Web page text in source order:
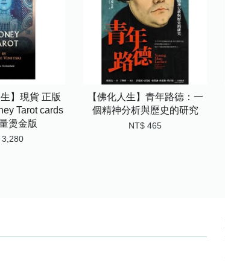
】現貨 正版
Tarot cards
燙金版
3,280
【佛化人生】青年路德：一
個精神分析與歷史的研究
NT$ 465